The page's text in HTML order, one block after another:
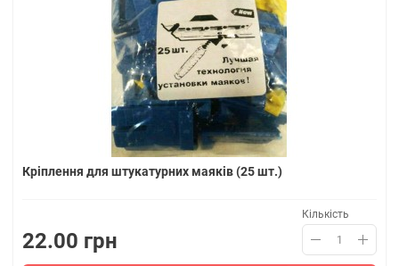
Кріплення для штукатурних маяків (25 шт.)
22.00 грн
Кількість